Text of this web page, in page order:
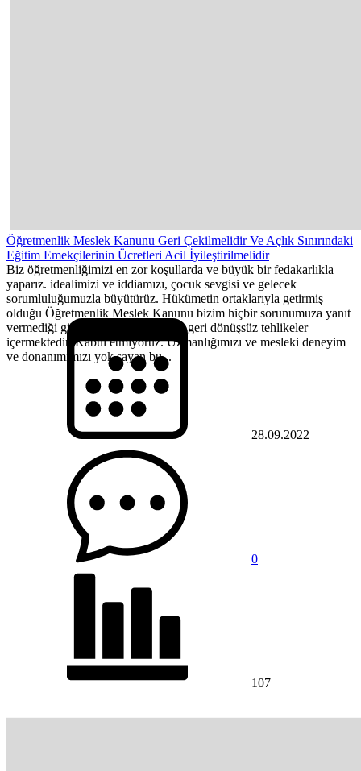
Öğretmenlik Meslek Kanunu Geri Çekilmelidir Ve Açlık Sınırındaki
Eğitim Emekçilerinin Ücretleri Acil İyileştirilmelidir
Biz öğretmenliğimizi en zor koşullarda ve büyük bir fedakarlıkla
yaparız. idealimizi ve iddiamızı, çocuk sevgisi ve gelecek
sorumluluğumuzla büyütürüz. Hükümetin ortaklarıyla getirmiş
olduğu Öğretmenlik Meslek Kanunu bizim hiçbir sorunumuza yanıt
vermediği gibi, gelecekte büyük ve geri dönüşsüz tehlikeler
içermektedir. Kabul etmiyoruz. Uzmanlığımızı ve mesleki deneyim
ve donanımımızı yok sayan bu...
28.09.2022
0
107